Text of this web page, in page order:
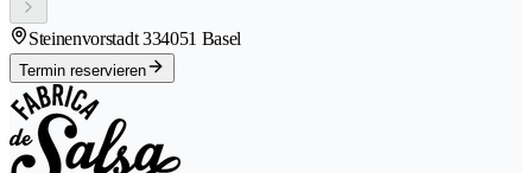
Steinenvorstadt 334051 Basel
Termin reservieren